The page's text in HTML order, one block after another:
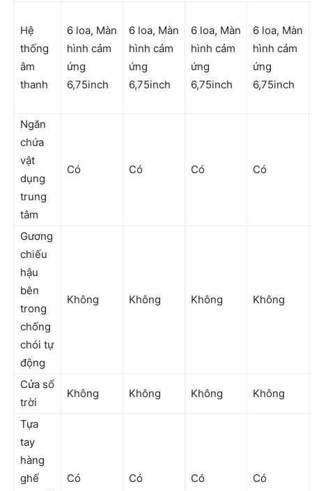
Hệ
thống
âm
thanh
6 loa, Màn
hình cảm
ứng
6,75inch
6 loa, Màn
hình cảm
ứng
6,75inch
6 loa, Màn
hình cảm
ứng
6,75inch
6 loa, Màn
hình cảm
ứng
6,75inch
Ngăn
chứa
vật
dụng
trung
tâm
Có Có Có Có
Gương
chiếu
hậu
bên
trong
chống
chói tự
động
Không Không Không Không
Cửa sổ
trời
Không Không Không Không
Tựa
tay
hàng
ghế
Có Có Có Có